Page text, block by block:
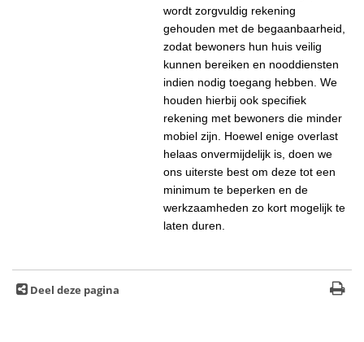
wordt zorgvuldig rekening
gehouden met de begaanbaarheid,
zodat bewoners hun huis veilig
kunnen bereiken en nooddiensten
indien nodig toegang hebben. We
houden hierbij ook specifiek
rekening met bewoners die minder
mobiel zijn. Hoewel enige overlast
helaas onvermijdelijk is, doen we
ons uiterste best om deze tot een
minimum te beperken en de
werkzaamheden zo kort mogelijk te
laten duren.
Deel deze pagina